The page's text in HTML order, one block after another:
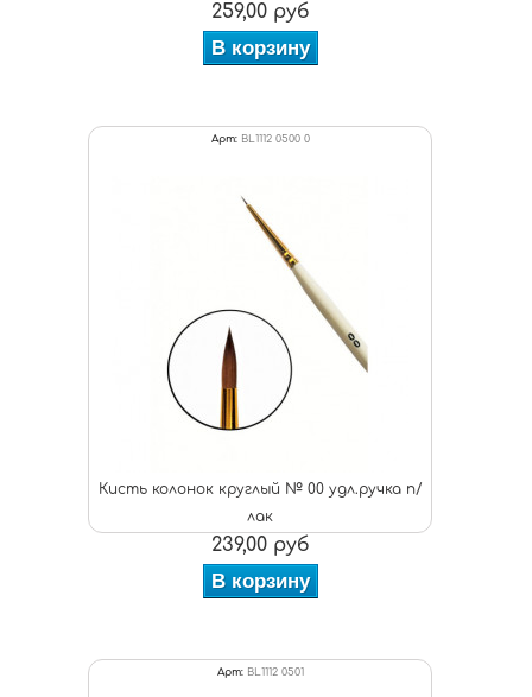
259,00 руб
В корзину
Арт: BL1112 0500 0
Кисть колонок круглый № 00 удл.ручка п/
лак
239,00 руб
В корзину
Арт: BL1112 0501